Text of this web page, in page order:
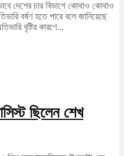
দেশের চার বিভাগে কোথাও কোথাও
বর্ষণ হতে পারে বলে জানিয়েছে
বৃষ্টির কারণে...
ছিলেন শেখ